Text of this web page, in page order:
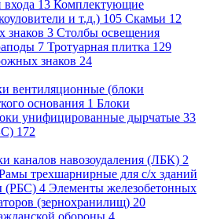
входа 13 Комплектующие
и т.д.) 105 Скамьи 12
знаков 3 Столбы освещения
7 Тротуарная плитка 129
знаков 24
вентиляционные (блоки
основания 1 Блоки
унифицированные дырчатые 33
172
каналов навозоудаления (ЛБК) 2
трехшарнирные для с/х зданий
(РБС) 4 Элементы железобетонных
(зернохранилищ) 20